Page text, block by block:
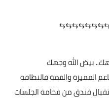
بيض الله وجهك
المميزة والقمة فالنظافة
فندق من فخامة الجلسات